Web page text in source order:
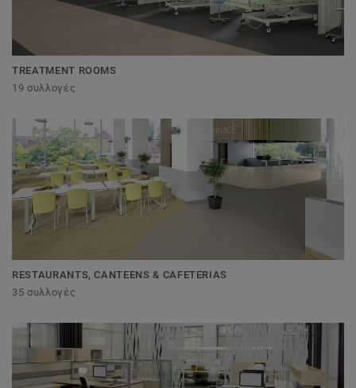
TREATMENT ROOMS
19 συλλογές
RESTAURANTS, CANTEENS & CAFETERIAS
35 συλλογές